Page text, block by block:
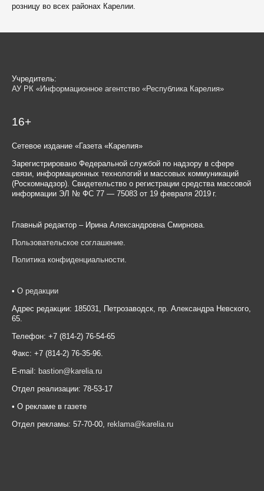
розницу во всех районах Карелии.
Учредитель:
АУ РК «Информационное агентство «Республика Карелия»
16+
Сетевое издание «Газета «Карелия»
Зарегистрировано Федеральной службой по надзору в сфере
связи, информационных технологий и массовых коммуникаций
(Роскомнадзор). Свидетельство о регистрации средства массовой
информации ЭЛ № ФС 77 — 75083 от 19 февраля 2019 г.
Главный редактор – Ирина Александровна Смирнова.
Пользовательское соглашение
Политика конфиденциальности.
• О редакции
Адрес редакции: 185031, Петрозаводск, пр. Александра Невского,
65.
Телефон: +7 (814-2) 76-54-65
Факс: +7 (814-2) 76-35-96.
E-mail: bastion@karelia.ru
Отдел реализации: 78-53-17
• О рекламе в газете
Отдел рекламы: 57-70-00, reklama@karelia.ru